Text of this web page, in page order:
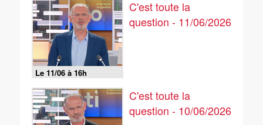
Le 11/06 à 16h
C'est toute la
question - 11/06/2026
C'est toute la
question - 10/06/2026